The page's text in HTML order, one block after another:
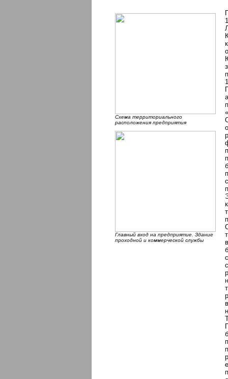
Схема территориального
расположения предприятия
Главный вход на предприятие. Здание
проходной и коммерческой службы